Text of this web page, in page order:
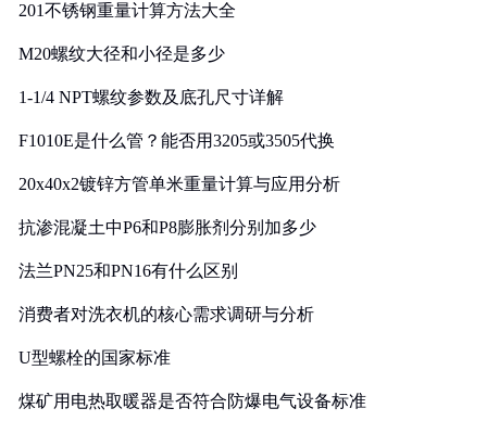
201不锈钢重量计算方法大全
M20螺纹大径和小径是多少
1-1/4 NPT螺纹参数及底孔尺寸详解
F1010E是什么管？能否用3205或3505代换
20x40x2镀锌方管单米重量计算与应用分析
抗渗混凝土中P6和P8膨胀剂分别加多少
法兰PN25和PN16有什么区别
消费者对洗衣机的核心需求调研与分析
U型螺栓的国家标准
煤矿用电热取暖器是否符合防爆电气设备标准